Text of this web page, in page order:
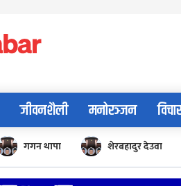
जीवनशैली मनोरञ्जन विचार
गगन थापा शेरबहादुर देउवा